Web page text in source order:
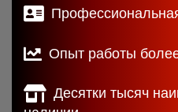
Опыт работы
Десятки тысяч